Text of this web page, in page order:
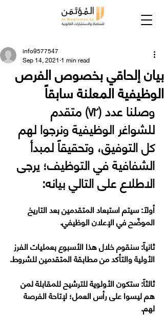
بيان إلحاقي بخصوص الفرص
الوظيفية المعلنة سابقاً
info9577547
Sep 14, 2021 1 min read
وصلنا عدد (٧٢) متقدم
للشواغر الوظيفية ونرجوا لهم
كل التوفيق، وتحقيقاً لمبدأ
الشفافية في التوظيف؛ يرجى
الاطلاع على التالي بيانه:
‏أولاً: سيتم استبعاد المتقدمين بعد التاريخ
الموضّح في الإعلان الوظيفي.
ثانياً: سنقوم خلال هذا الأسبوع بعمليات الفرز
الأولية والتأكد من مطابقة المتقدمين للشروط.
‏ثالثاً: ستكون الأولوية للترشيح للمقابلة لمن
هم ليسوا على رأس العمل؛ لإتاحة الفرصة
لهم.